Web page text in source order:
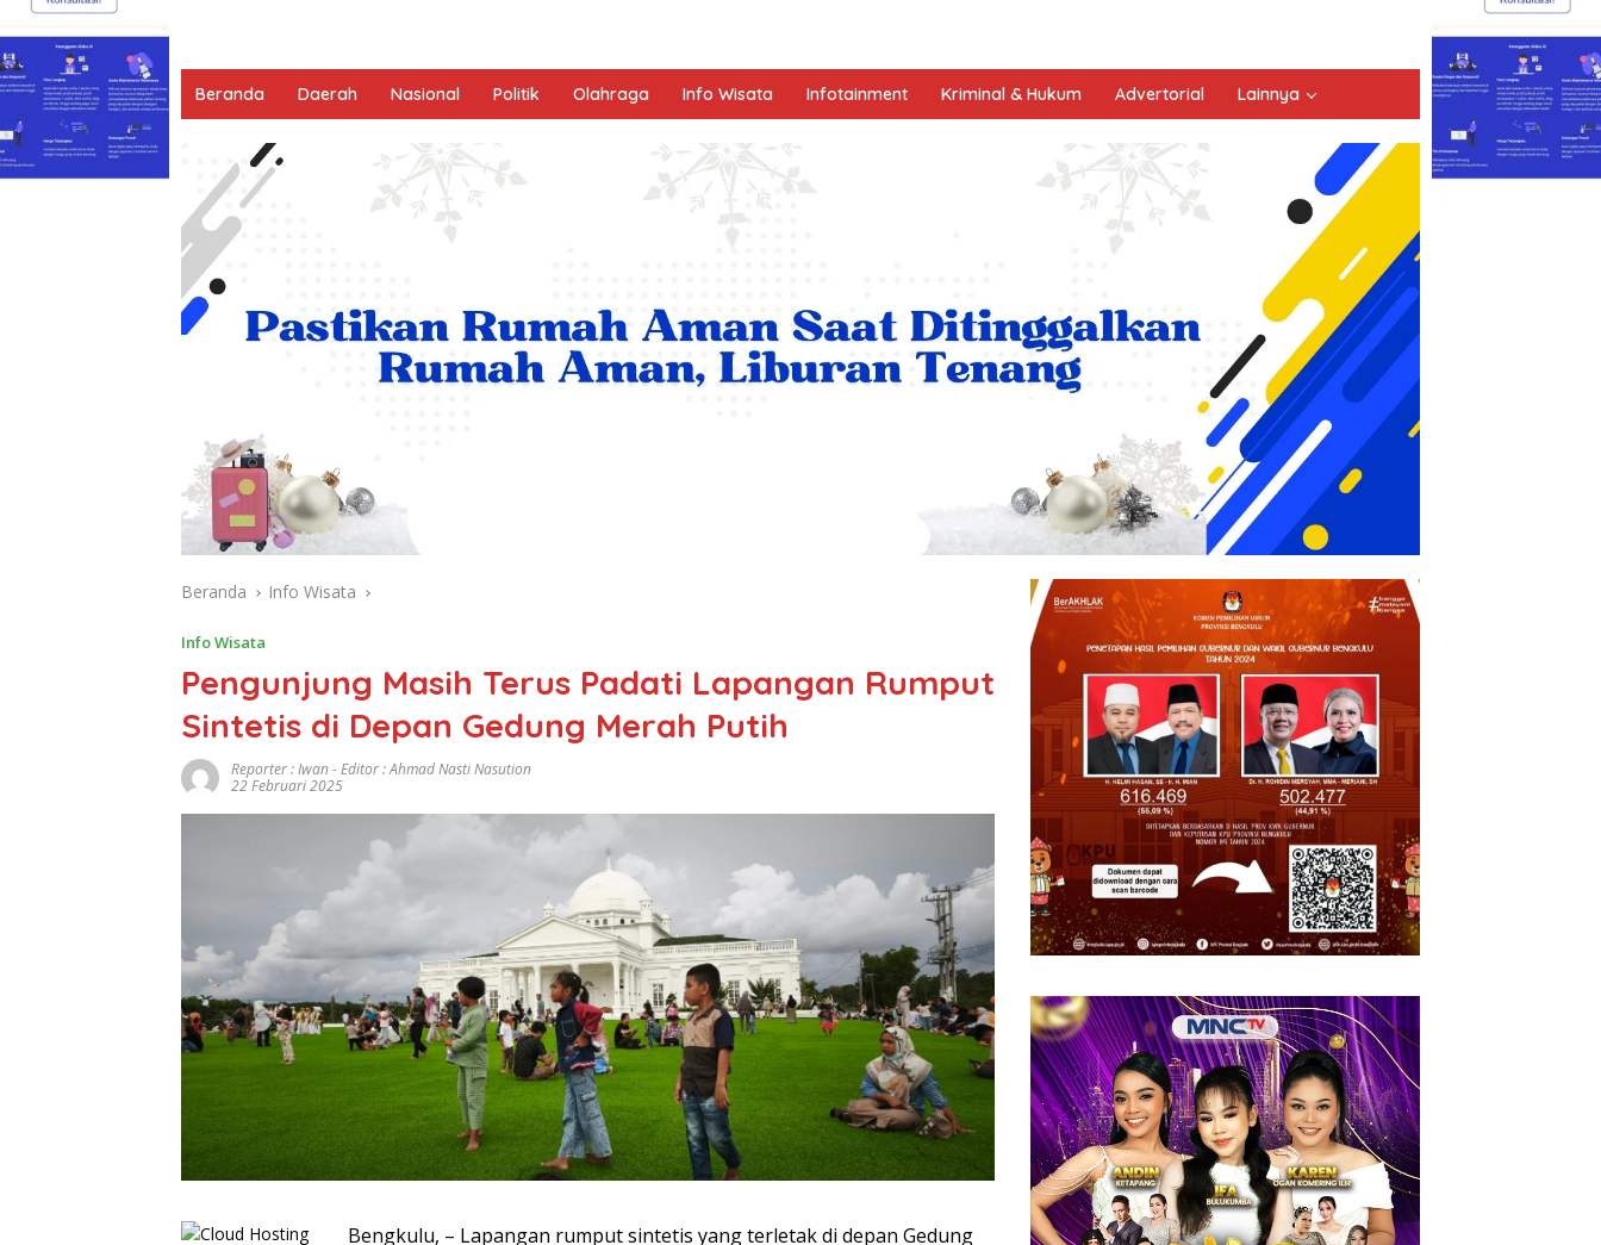
Beranda Daerah Nasional Politik Olahraga Info Wisata Infotainment Kriminal & Hukum Advertorial Lainnya
Beranda Info Wisata
Info Wisata
Pengunjung Masih Terus Padati Lapangan Rumput
Sintetis di Depan Gedung Merah Putih
Reporter : Iwan - Editor : Ahmad Nasti Nasution
22 Februari 2025
Bengkulu, – Lapangan rumput sintetis yang terletak di depan Gedung